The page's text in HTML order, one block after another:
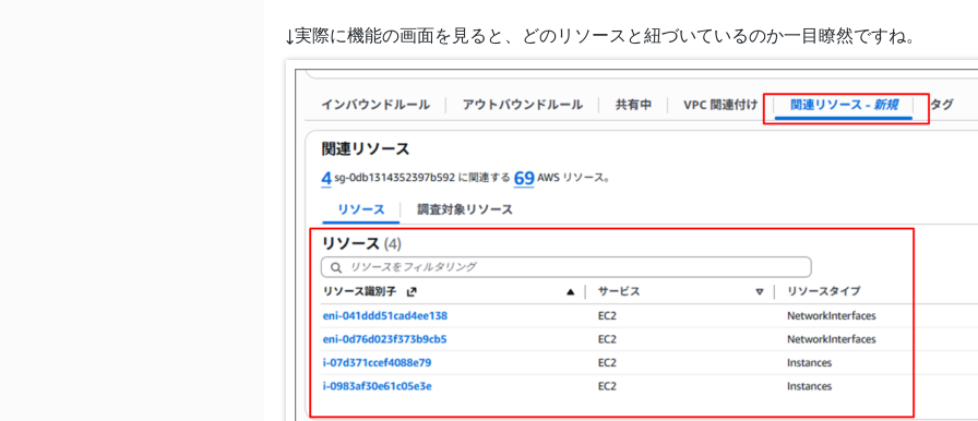
↓実際に機能の画面を見ると、どのリソースと紐づいているのか一目瞭然ですね。